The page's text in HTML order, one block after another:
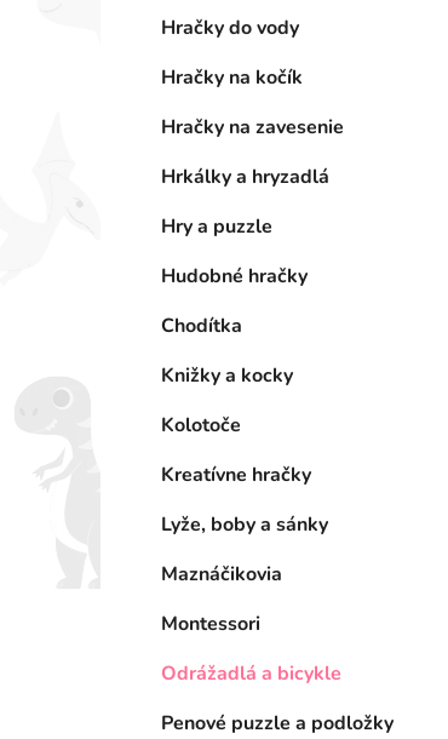
Hračky do vody
Hračky na kočík
Hračky na zavesenie
Hrkálky a hryzadlá
Hry a puzzle
Hudobné hračky
Chodítka
Knižky a kocky
Kolotoče
Kreatívne hračky
Lyže, boby a sánky
Maznáčikovia
Montessori
Odrážadlá a bicykle
Penové puzzle a podložky